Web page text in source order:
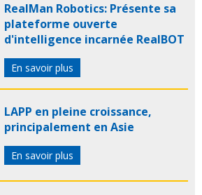
RealMan Robotics: Présente sa
plateforme ouverte
d'intelligence incarnée RealBOT
En savoir plus
LAPP en pleine croissance,
principalement en Asie
En savoir plus